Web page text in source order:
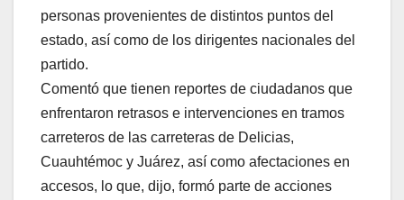
personas provenientes de distintos puntos del
estado, así como de los dirigentes nacionales del
partido.
Comentó que tienen reportes de ciudadanos que
enfrentaron retrasos e intervenciones en tramos
carreteros de las carreteras de Delicias,
Cuauhtémoc y Juárez, así como afectaciones en
accesos, lo que, dijo, formó parte de acciones